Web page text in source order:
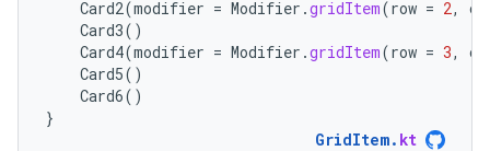
Card2(modifier = Modifier .gridItem(row = 2,
Card3()
Card4(modifier = Modifier .gridItem(row = 3,
Card5()
Card6()
}
GridItem. kt